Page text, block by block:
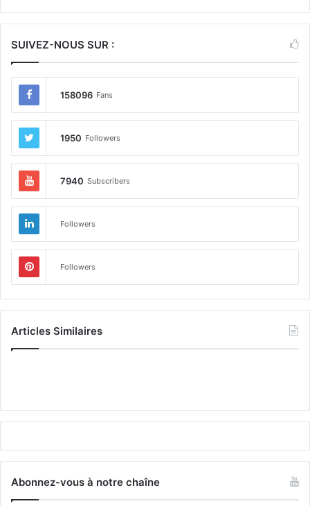
SUIVEZ-NOUS SUR :
158096 Fans
1950 Followers
7940 Subscribers
Followers
Followers
Articles Similaires
Abonnez-vous à notre chaîne